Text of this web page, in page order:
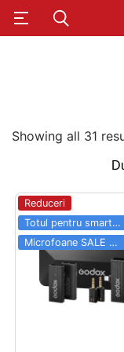
Showing all 31
Reduceri
Totul pentru smartphone SALE 03.06 - 31.08
Microfoane SALE 03.06 - 31.08